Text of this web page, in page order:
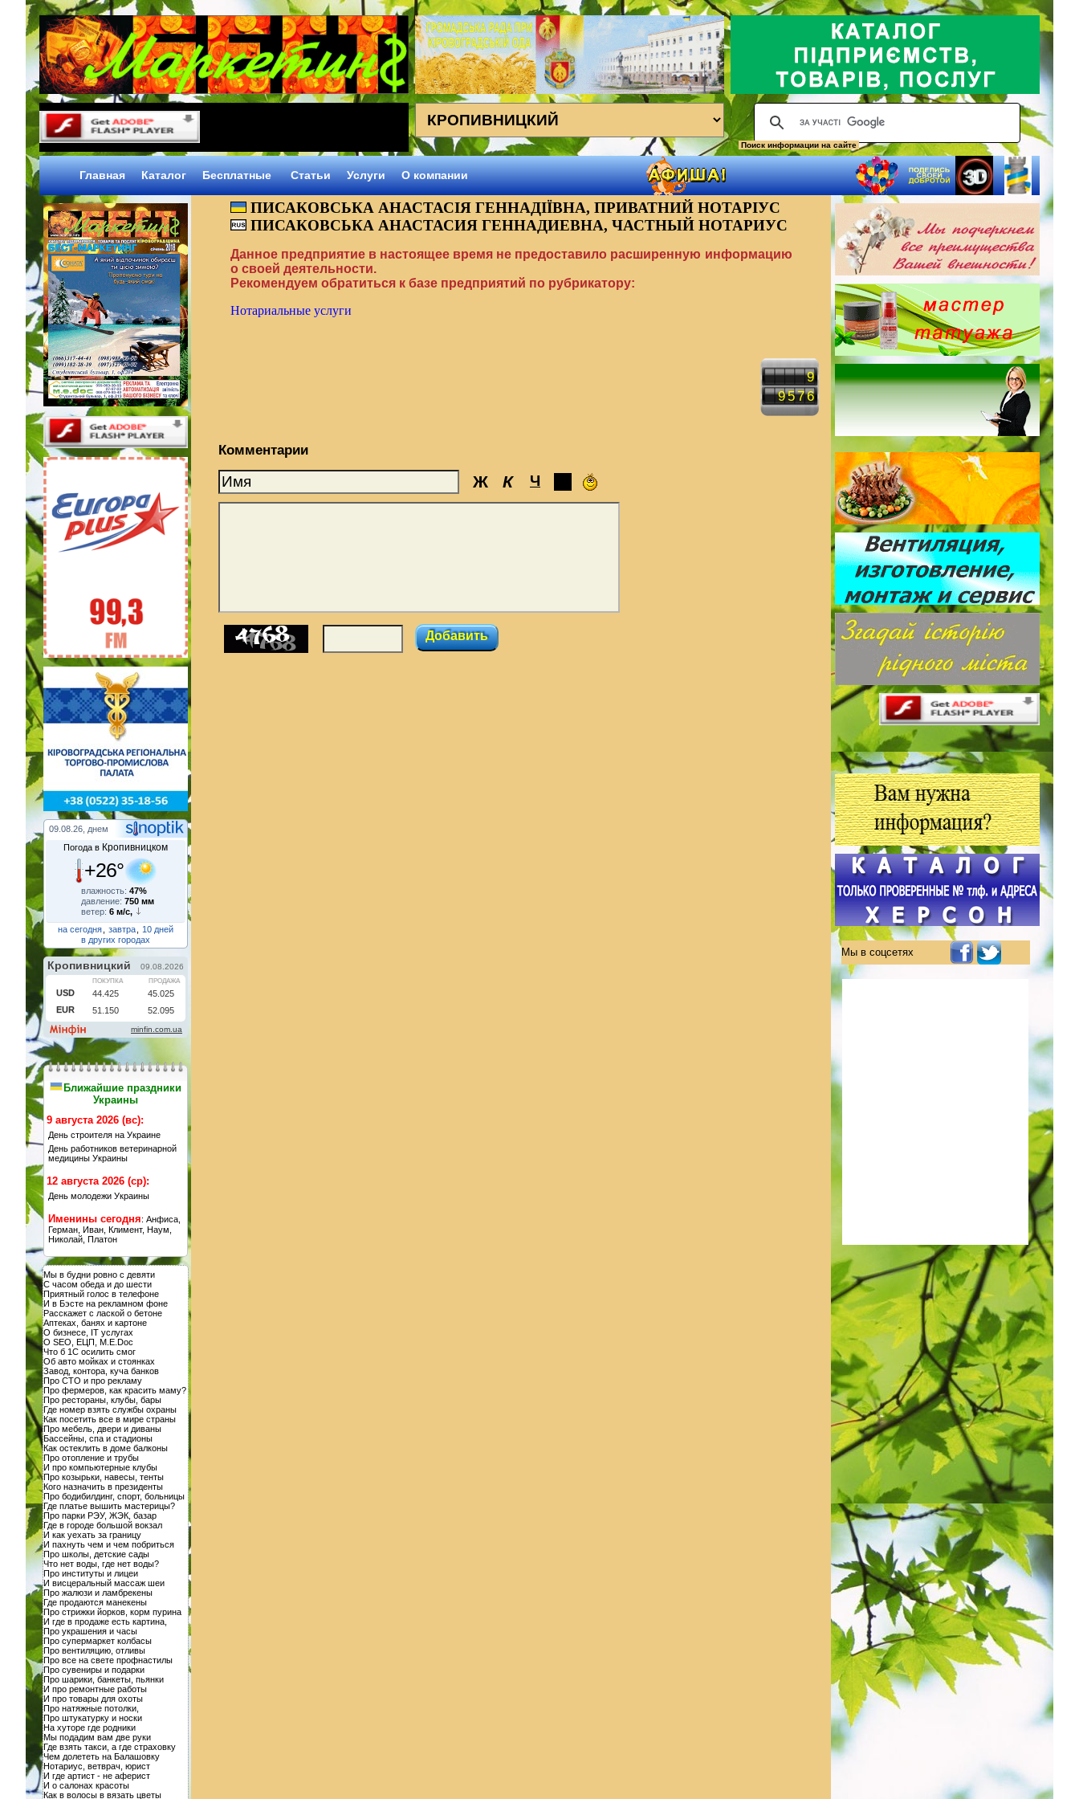
Поиск информации на сайте
Главная Каталог Объявления Статьи Услуги О компании
09.08.26, днем
Погода в Кропивницком
+26°
влажность: 47%
давление: 750 мм
ветер: 6 м/с,
на сегодня
завтра
10 дней
в других городах
Ближайшие праздники
Украины
9 августа 2026 (вс):
День строителя на Украине
День работников ветеринарной
медицины Украины
12 августа 2026 (ср):
День молодежи Украины
Именины сегодня: Анфиса,
Герман, Иван, Климент, Наум,
Николай, Платон
Мы в будни ровно с девяти
С часом обеда и до шести
Приятный голос в телефоне
И в Бэсте на рекламном фоне
Расскажет с лаской о бетоне
Аптеках, банях и картоне
О бизнесе, IT услугах
О SEO, ЕЦП, M.E.Doc
Что б 1С осилить смог
Об авто мойках и стоянках
Завод, контора, куча банков
Про СТО и про рекламу
Про фермеров, как красить маму?
Про рестораны, клубы, бары
Где номер взять службы охраны
Как посетить все в мире страны
Про мебель, двери и диваны
Бассейны, спа и стадионы
Как остеклить в доме балконы
Про отопление и трубы
И про компьютерные клубы
Про козырьки, навесы, тенты
Кого назначить в президенты
Про бодибилдинг, спорт, больницы
Где платье вышить мастерицы?
Про парки РЭУ, ЖЭК, базар
Где в городе большой вокзал
И как уехать за границу
И пахнуть чем и чем побриться
Про школы, детские сады
Что нет воды, где нет воды?
Про институты и лицеи
И висцеральный массаж шеи
Про жалюзи и ламбрекены
Где продаются манекены
Про стрижки йорков, корм пурина
И где в продаже есть картина,
Про украшения и часы
Про супермаркет колбасы
Про вентиляцию, отливы
Про все на свете профнастилы
Про сувениры и подарки
Про шарики, банкеты, пьянки
И про ремонтные работы
И про товары для охоты
Про натяжные потолки,
Про штукатурку и носки
На хуторе где родники
Мы подадим вам две руки
Где взять такси, а где страховку
Чем долететь на Балашовку
Нотариус, ветврач, юрист
И где артист - не аферист
И о салонах красоты
Как в волосы в вязать цветы
ПИСАКОВСЬКА АНАСТАСІЯ ГЕННАДІЇВНА, ПРИВАТНИЙ НОТАРІУС
ПИСАКОВСЬКА АНАСТАСИЯ ГЕННАДИЕВНА, ЧАСТНЫЙ НОТАРИУС
Данное предприятие в настоящее время не предоставило расширенную информацию
о своей деятельности.
Рекомендуем обратиться к базе предприятий по рубрикатору:
Нотариальные услуги
9
9576
Комментарии
Ж К Ч
Добавить
Мы в соцсетях